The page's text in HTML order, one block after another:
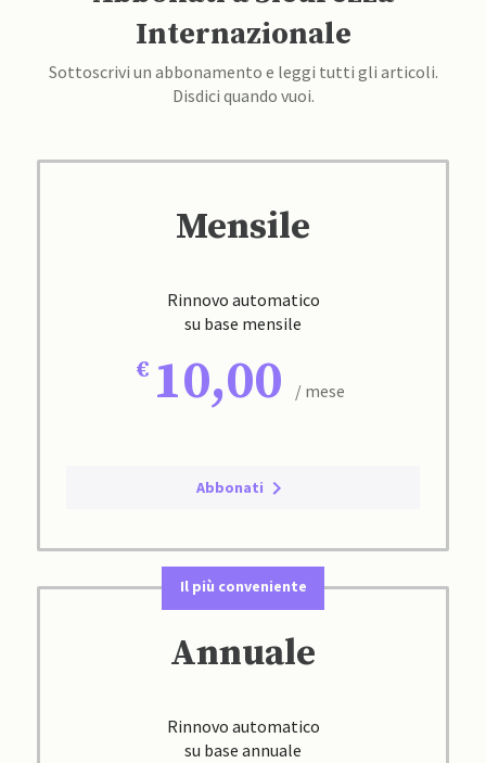
Internazionale
Sottoscrivi un abbonamento e leggi tutti gli articoli.
Disdici quando vuoi.
Mensile
Rinnovo automatico
su base mensile
10,00 / mese
Abbonati
Il più conveniente
Annuale
Rinnovo automatico
su base annuale